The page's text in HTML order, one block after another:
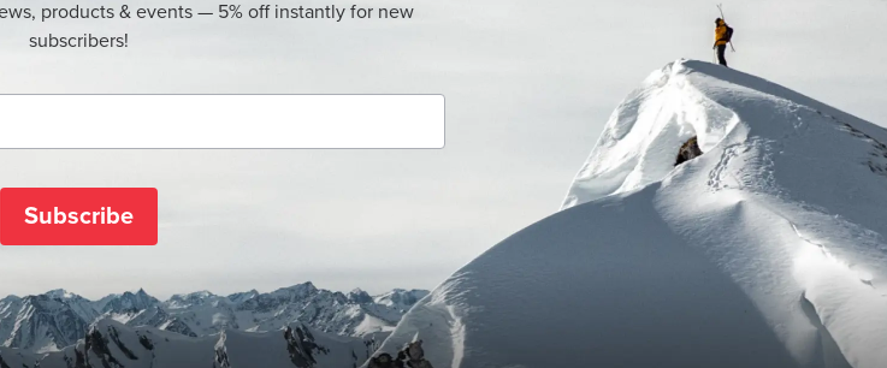
products & events — 5% off instantly for new
subscribers!
Subscribe